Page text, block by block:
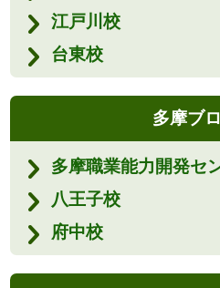
江戸川校
台東校
多摩ブ
多摩職業能力開発セ
八王子校
府中校